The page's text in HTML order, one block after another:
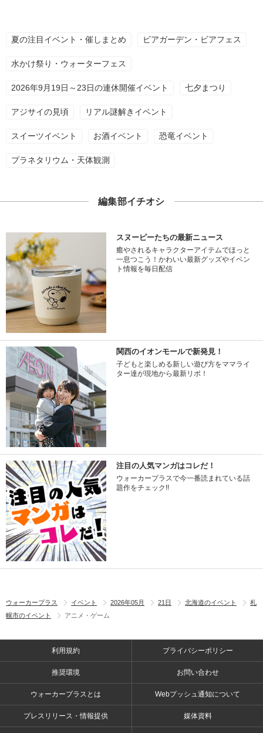
夏の注目イベント・催しまとめ ビアガーデン・ビアフェス
水かけ祭り・ウォーターフェス
2026年9月19日～23日の連休開催イベント 七夕まつり
アジサイの見頃 リアル謎解きイベント
スイーツイベント お酒イベント 恐竜イベント
プラネタリウム・天体観測
編集部イチオシ
スヌーピーたちの最新ニュース
癒やされるキャラクターアイテムでほっと
一息つこう！かわいい最新グッズやイベン
ト情報を毎日配信
関西のイオンモールで新発見！
子どもと楽しめる新しい遊び方をママライ
ター達が現地から最新リポ！
注目の人気マンガはコレだ！
ウォーカープラスで今一番読まれている話
題作をチェック!!
ウォーカープラス イベント 2026年05月 21日 北海道のイベント
札
幌市のイベント
アニメ・ゲーム
利用規約 プライバシーポリシー
推奨環境 お問い合わせ
ウォーカープラスとは Webプッシュ通知について
プレスリリース・情報提供 媒体資料